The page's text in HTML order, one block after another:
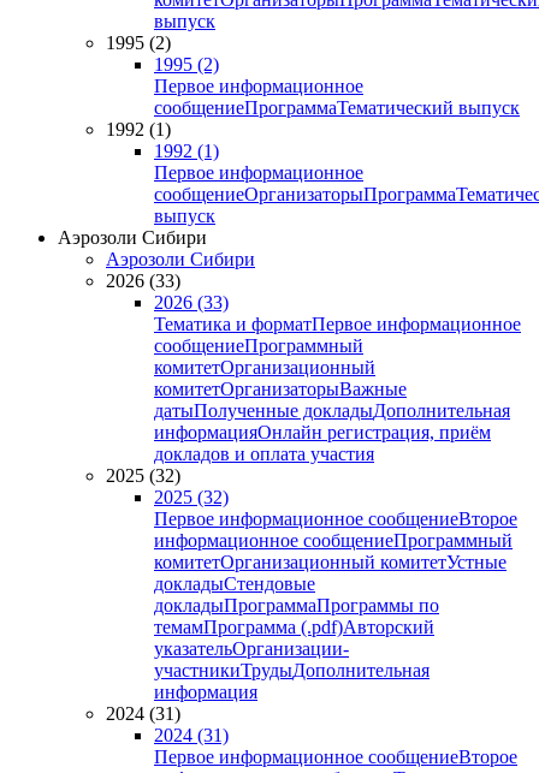
выпуск
1995 (2)
1995 (2)
Первое информационное
сообщениеПрограммаТематический выпуск
1992 (1)
1992 (1)
Первое информационное
сообщениеОрганизаторыПрограмма
выпуск
Аэрозоли Сибири
Аэрозоли Сибири
2026 (33)
2026 (33)
Тематика и форматПервое информационное
сообщениеПрограммный
комитетОрганизационный
комитетОрганизаторыВажные
датыПолученные докладыДополнительная
информацияОнлайн регистрация, приём
докладов и оплата участия
2025 (32)
2025 (32)
Первое информационное сообщениеВторое
информационное сообщениеПрограммный
комитетОрганизационный комитетУстные
докладыСтендовые
докладыПрограммаПрограммы по
темамПрограмма (.pdf)Авторский
указательОрганизации-
участникиТрудыДополнительная
информация
2024 (31)
2024 (31)
Первое информационное сообщениеВторое